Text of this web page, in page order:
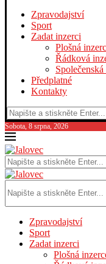
Zpravodajství
Sport
Zadat inzerci
Plošná
Řádková
Předplatné
Kontakty
Sobota, 8 srpna, 2026
Zpravodajství
Sport
Zadat inzerci
Plošná